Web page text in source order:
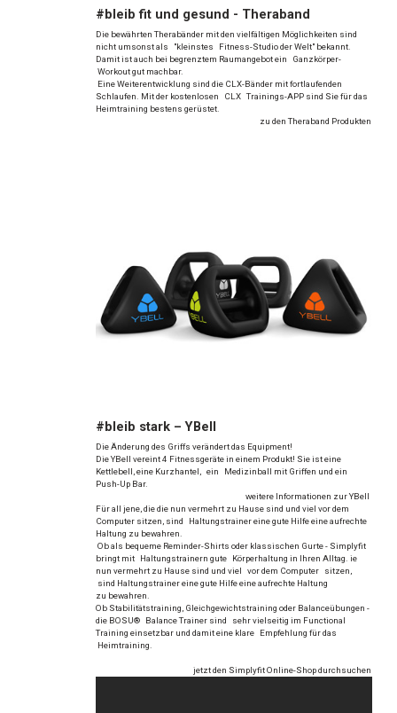
#bleib fit und gesund - Theraband
Die bewährten Therabänder mit den vielfältigen Möglichkeiten sind
nicht umsonst als "kleinstes Fitness-Studio der Welt" bekannt.
Damit ist auch bei begrenztem Raumangebot ein Ganzkörper-
Workout gut machbar.
Eine Weiterentwicklung sind die CLX-Bänder mit fortlaufenden
Schlaufen. Mit der kostenlosen CLX Trainings-APP sind Sie für das
Heimtraining bestens gerüstet.
zu den Theraband Produkten
#bleib stark – YBell
Die Änderung des Griffs verändert das Equipment!
Die YBell vereint 4 Fitnessgeräte in einem Produkt! Sie ist eine
Kettlebell, eine Kurzhantel, ein Medizinball mit Griffen und ein
Push-Up Bar.
weitere Informationen zur YBell
Für all jene, die die nun vermehrt zu Hause sind und viel vor dem
Computer sitzen, sind Haltungstrainer eine gute Hilfe eine aufrechte
Haltung zu bewahren.
Ob als bequeme Reminder-Shirts oder klassischen Gurte - Simplyfit
bringt mit Haltungstrainern gute Körperhaltung in Ihren Alltag. ie
nun vermehrt zu Hause sind und viel vor dem Computer sitzen,
sind Haltungstrainer eine gute Hilfe eine aufrechte Haltung
zu bewahren.
Ob Stabilitätstraining, Gleichgewichtstraining oder Balanceübungen -
die BOSU® Balance Trainer sind sehr vielseitig im Functional
Training einsetzbar und damit eine klare Empfehlung für das
Heimtraining.
jetzt den Simplyfit Online-Shop durchsuchen